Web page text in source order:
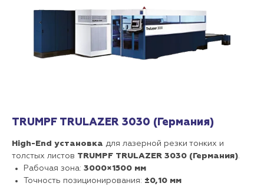
TRUMPF TRULAZER 3030 (Германия)
High-End установка для лазерной резки тонких и
толстых листов TRUMPF TRULAZER 3030 (Германия)
Рабочая зона: 3000×1500 мм
Точность позиционирования: ±0,10 мм